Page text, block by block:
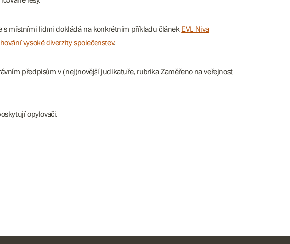
s místními lidmi dokládá na konkrétním příkladu článek EVL Niva
vysoké diverzity společenstev.
předpisům v (nej)novější judikatuře, rubrika Zaměřeno na veřejnost
opylovači.